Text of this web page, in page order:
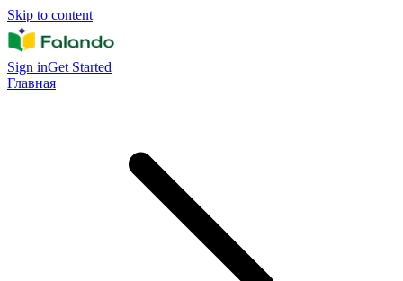
Skip to content
Sign inGet Started
Главная